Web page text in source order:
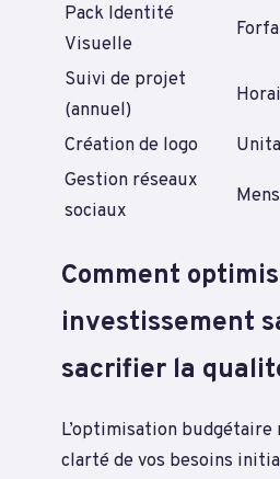
Pack Identité
Visuelle
Suivi de projet
(annuel)
Création de logo
Gestion réseaux
sociaux
Comment
investissement
sacrifier la
L’optimisation budgétaire
clarté de vos besoins